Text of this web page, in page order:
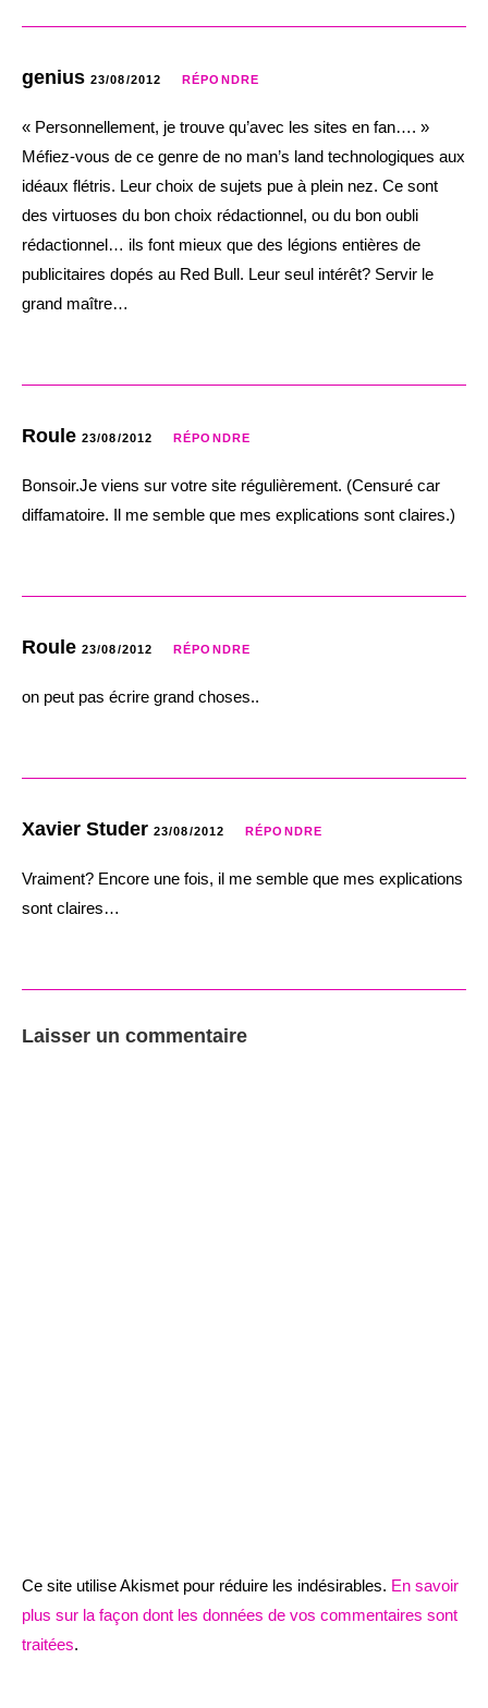
genius 23/08/2012 RÉPONDRE
« Personnellement, je trouve qu’avec les sites en fan…. »
Méfiez-vous de ce genre de no man’s land technologiques aux
idéaux flétris. Leur choix de sujets pue à plein nez. Ce sont
des virtuoses du bon choix rédactionnel, ou du bon oubli
rédactionnel… ils font mieux que des légions entières de
publicitaires dopés au Red Bull. Leur seul intérêt? Servir le
grand maître…
Roule 23/08/2012 RÉPONDRE
Bonsoir.Je viens sur votre site régulièrement. (Censuré car
diffamatoire. Il me semble que mes explications sont claires.)
Roule 23/08/2012 RÉPONDRE
on peut pas écrire grand choses..
Xavier Studer 23/08/2012 RÉPONDRE
Vraiment? Encore une fois, il me semble que mes explications
sont claires…
Laisser un commentaire
Ce site utilise Akismet pour réduire les indésirables. En savoir
plus sur la façon dont les données de vos commentaires sont
traitées.